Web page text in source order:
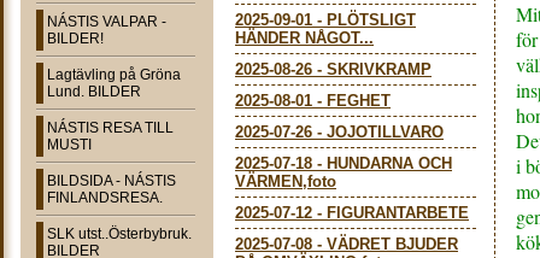
NÁSTIS VALPAR -
BILDER!
Lagtävling på Gröna
Lund. BILDER
NÁSTIS RESA TILL
MUSTI
BILDSIDA - NÁSTIS
FINLANDSRESA.
SLK utst..Österbybruk.
BILDER
2025-09-01 - PLÖTSLIGT
HÄNDER NÅGOT...
2025-08-26 - SKRIVKRAMP
2025-08-01 - FEGHET
2025-07-26 - JOJOTILLVARO
2025-07-18 - HUNDARNA OCH
VÄRMEN,foto
2025-07-12 - FIGURANTARBETE
2025-07-08 - VÄDRET BJUDER
i